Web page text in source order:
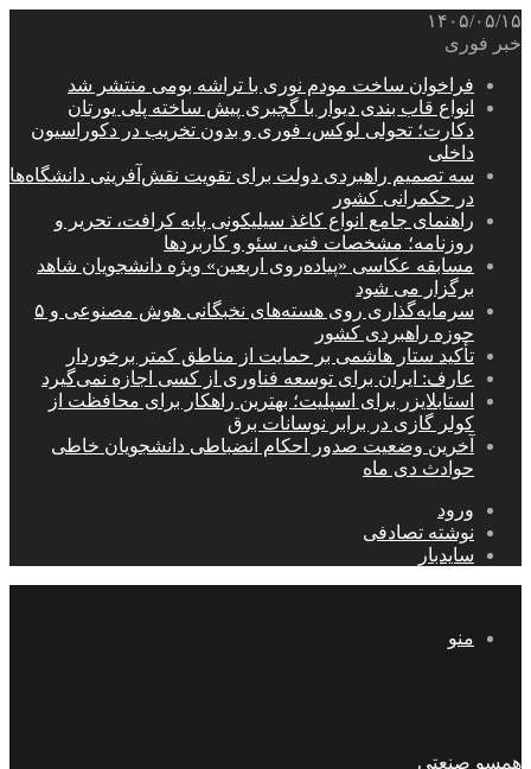
۱۴۰۵/۰۵/۱۵
خبر فوری
فراخوان ساخت مودم نوری با تراشه بومی منتشر شد
انواع قاب بندی دیوار با گچبری پیش ساخته پلی یورتان
دکارت؛ تحولی لوکس، فوری و بدون تخریب در دکوراسیون
داخلی
سه تصمیم راهبردی دولت برای تقویت نقش‌آفرینی دانشگاه‌ها
در حکمرانی کشور
راهنمای جامع انواع کاغذ سیلیکونی پایه کرافت، تحریر و
روزنامه؛ مشخصات فنی، سئو و کاربردها
مسابقه عکاسی «پیاده‌روی اربعین» ویژه دانشجویان شاهد
برگزار می شود
سرمایه‌گذاری روی هسته‌های نخبگانی هوش مصنوعی و ۵
حوزه راهبردی کشور
تأکید ستار هاشمی بر حمایت از مناطق کمتر برخوردار
عارف: ایران برای توسعه فناوری از کسی اجازه نمی‌گیرد
استابلایزر برای اسپلیت؛ بهترین راهکار برای محافظت از
کولر گازی در برابر نوسانات برق
آخرین وضعیت صدور احکام انضباطی دانشجویان خاطی
حوادث دی ماه
ورود
نوشته تصادفی
سایدبار
منو
همسو صنعتی